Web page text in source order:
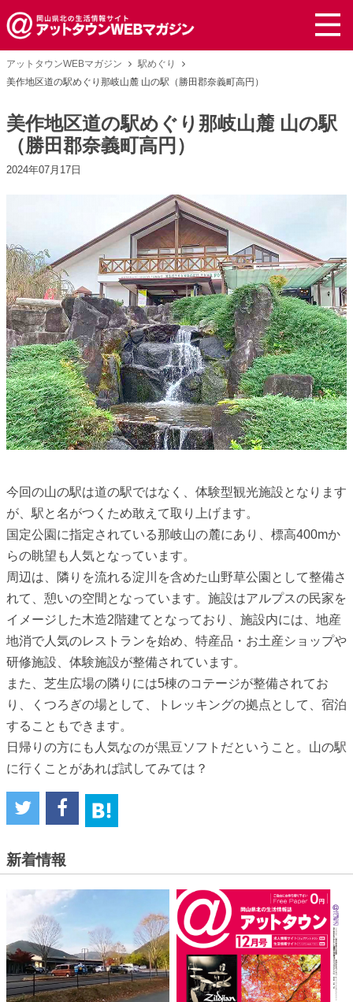
アットタウンWEBマガジン
駅めぐり
美作地区道の駅めぐり那岐山麓 山の駅（勝田郡奈義町高円）
美作地区道の駅めぐり那岐山麓 山の駅
（勝田郡奈義町高円）
2024年07月17日
今回の山の駅は道の駅ではなく、体験型観光施設となります
が、駅と名がつくため敢えて取り上げます。
国定公園に指定されている那岐山の麓にあり、標高400mか
らの眺望も人気となっています。
周辺は、隣りを流れる淀川を含めた山野草公園として整備さ
れて、憩いの空間となっています。施設はアルプスの民家を
イメージした木造2階建てとなっており、施設内には、地産
地消で人気のレストランを始め、特産品・お土産ショップや
研修施設、体験施設が整備されています。
また、芝生広場の隣りには5棟のコテージが整備されてお
り、くつろぎの場として、トレッキングの拠点として、宿泊
することもできます。
日帰りの方にも人気なのが黒豆ソフトだということ。山の駅
に行くことがあれば試してみては？
新着情報